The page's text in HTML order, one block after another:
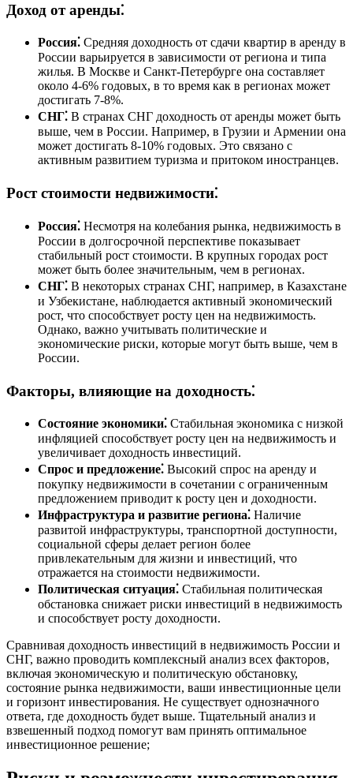
Доход от аренды⁚
Россия⁚ Средняя доходность от сдачи квартир в аренду в
России варьируется в зависимости от региона и типа
жилья. В Москве и Санкт-Петербурге она составляет
около 4-6% годовых, в то время как в регионах может
достигать 7-8%.
СНГ⁚ В странах СНГ доходность от аренды может быть
выше, чем в России. Например, в Грузии и Армении она
может достигать 8-10% годовых. Это связано с
активным развитием туризма и притоком иностранцев.
Рост стоимости недвижимости⁚
Россия⁚ Несмотря на колебания рынка, недвижимость в
России в долгосрочной перспективе показывает
стабильный рост стоимости. В крупных городах рост
может быть более значительным, чем в регионах.
СНГ⁚ В некоторых странах СНГ, например, в Казахстане
и Узбекистане, наблюдается активный экономический
рост, что способствует росту цен на недвижимость.
Однако, важно учитывать политические и
экономические риски, которые могут быть выше, чем в
России.
Факторы, влияющие на доходность⁚
Состояние экономики⁚ Стабильная экономика с низкой
инфляцией способствует росту цен на недвижимость и
увеличивает доходность инвестиций.
Спрос и предложение⁚ Высокий спрос на аренду и
покупку недвижимости в сочетании с ограниченным
предложением приводит к росту цен и доходности.
Инфраструктура и развитие региона⁚ Наличие
развитой инфраструктуры, транспортной доступности,
социальной сферы делает регион более
привлекательным для жизни и инвестиций, что
отражается на стоимости недвижимости.
Политическая ситуация⁚ Стабильная политическая
обстановка снижает риски инвестиций в недвижимость
и способствует росту доходности.
Сравнивая доходность инвестиций в недвижимость России и
СНГ, важно проводить комплексный анализ всех факторов,
включая экономическую и политическую обстановку,
состояние рынка недвижимости, ваши инвестиционные цели
и горизонт инвестирования. Не существует однозначного
ответа, где доходность будет выше. Тщательный анализ и
взвешенный подход помогут вам принять оптимальное
инвестиционное решение;